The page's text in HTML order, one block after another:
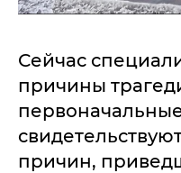
Сейчас
причины
причин,